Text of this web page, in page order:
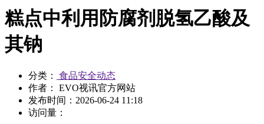
糕点中利用防腐剂脱氢乙酸及
其钠
分类：
食品安全动态
作者： EVO视讯官方网站
发布时间： 2026-06-24 11:18
访问量：